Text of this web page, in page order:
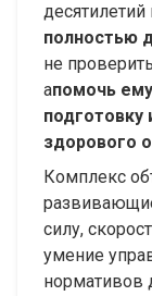
десятилетий
полностью
не
апомочь
подготовку
здорового
Комплекс
силу,
умение
нормативов